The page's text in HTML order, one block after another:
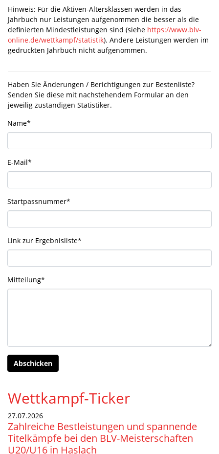
Hinweis: Für die Aktiven-Altersklassen werden in das
Jahrbuch nur Leistungen aufgenommen die besser als die
definierten Mindestleistungen sind (siehe https://www.blv-
online.de/wettkampf/statistik). Andere Leistungen werden im
gedruckten Jahrbuch nicht aufgenommen.
Haben Sie Änderungen / Berichtigungen zur Bestenliste?
Senden Sie diese mit nachstehendem Formular an den
jeweilig zuständigen Statistiker.
Name*
E-Mail*
Startpassnummer*
Link zur Ergebnisliste*
Mitteilung*
Wettkampf-Ticker
27.07.2026
Zahlreiche Bestleistungen und spannende
Titelkämpfe bei den BLV-Meisterschaften
U20/U16 in Haslach